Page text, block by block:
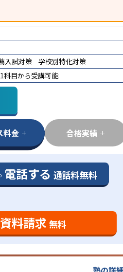
入試対策
学校別特化対策
1科目から受講可能
料金 合格実績
電話する 通話料無料
料請求 無料